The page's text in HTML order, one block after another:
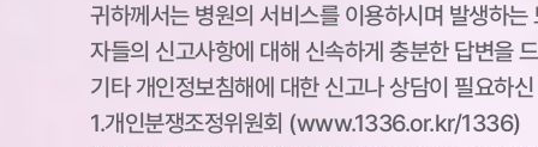
귀하께서는 병원의 서비스를 이용하시며 발생하
자들의 신고사항에 대해 신속하게 충분한 답변을
기타 개인정보침해에 대한 신고나 상담이 필요하
1.개인분쟁조정위원회 (www.1336.or.kr/1336)